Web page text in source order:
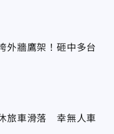
外牆鷹架！砸中多台
旅車滑落 幸無人車